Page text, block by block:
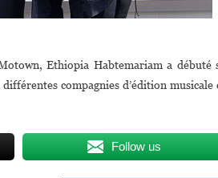
Ethiopia Habtemariam a débuté
compagnies d’édition musicale
Follow us